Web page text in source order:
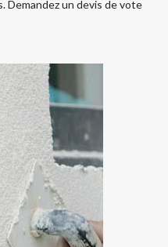
Demandez un devis de vote